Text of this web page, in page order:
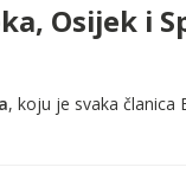
Osijek i
, koju je svaka članica